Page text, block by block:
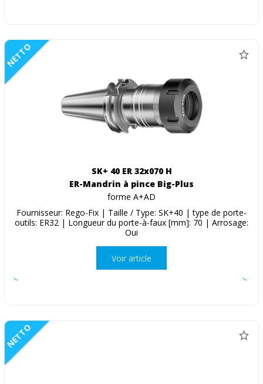
NETTO
SK+ 40 ER 32x070 H
ER-Mandrin à pince Big-Plus
forme A+AD
Fournisseur: Rego-Fix | Taille / Type: SK+40 | type de porte-
outils: ER32 | Longueur du porte-à-faux [mm]: 70 | Arrosage:
Oui
Voir article
NETTO